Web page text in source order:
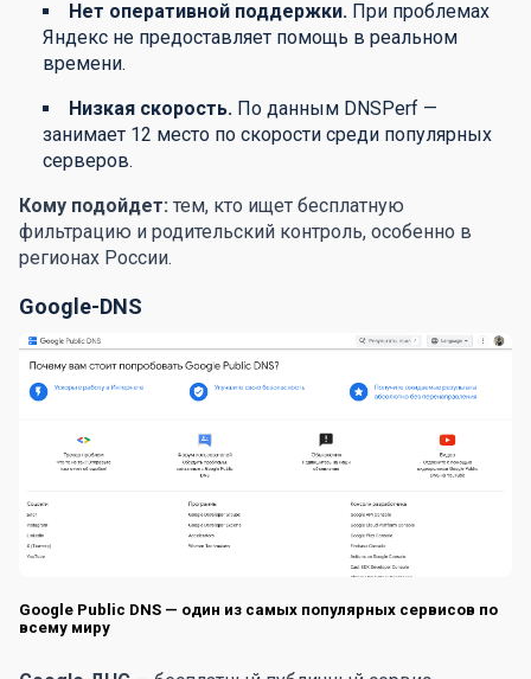
Нет оперативной поддержки. При проблемах
Яндекс не предоставляет помощь в реальном
времени.
Низкая скорость. По данным DNSPerf —
занимает 12 место по скорости среди популярных
серверов.
Кому подойдет: тем, кто ищет бесплатную
фильтрацию и родительский контроль, особенно в
регионах России.
Google-DNS
Google Public DNS — один из самых популярных сервисов по
всему миру